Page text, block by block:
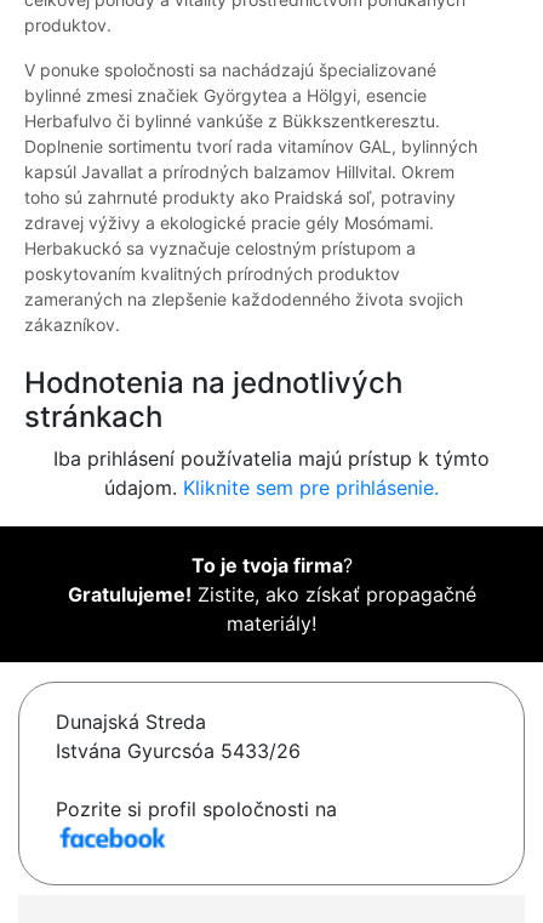
produktov.
V ponuke spoločnosti sa nachádzajú špecializované
bylinné zmesi značiek Györgytea a Hölgyi, esencie
Herbafulvo či bylinné vankúše z Bükkszentkeresztu.
Doplnenie sortimentu tvorí rada vitamínov GAL, bylinných
kapsúl Javallat a prírodných balzamov Hillvital. Okrem
toho sú zahrnuté produkty ako Praidská soľ, potraviny
zdravej výživy a ekologické pracie gély Mosómami.
Herbakuckó sa vyznačuje celostným prístupom a
poskytovaním kvalitných prírodných produktov
zameraných na zlepšenie každodenného života svojich
zákazníkov.
Hodnotenia na jednotlivých
stránkach
Iba prihlásení používatelia majú prístup k týmto
údajom. Kliknite sem pre prihlásenie.
To je tvoja firma?
Gratulujeme! Zistite, ako získať propagačné
materiály!
Dunajská Streda
Istvána Gyurcsóa 5433/26
Pozrite si profil spoločnosti na